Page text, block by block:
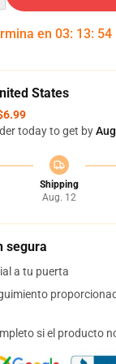
en 03: 13: 54
States
today to get by
Shipping
Aug. 12
segura
a tu puerta
si el producto